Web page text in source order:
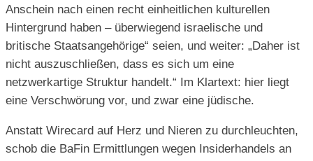
Anschein nach einen recht einheitlichen kulturellen
Hintergrund haben – überwiegend israelische und
britische Staatsangehörige“ seien, und weiter: „Daher ist
nicht auszuschließen, dass es sich um eine
netzwerkartige Struktur handelt.“ Im Klartext: hier liegt
eine Verschwörung vor, und zwar eine jüdische.
Anstatt Wirecard auf Herz und Nieren zu durchleuchten,
schob die BaFin Ermittlungen wegen Insiderhandels an